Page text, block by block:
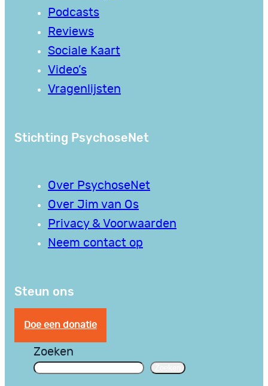
Podcasts
Reviews
Sociale Kaart
Video’s
Vragenlijsten
Stichting PsychoseNet
Over PsychoseNet
Over Jim van Os
Privacy & Voorwaarden
Neem contact op
Steun ons
Doe een donatie
Zoeken